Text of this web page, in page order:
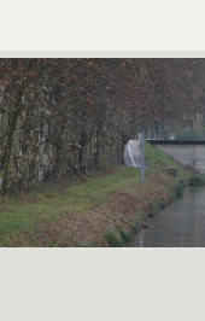
naar
de
inhoud
gaan